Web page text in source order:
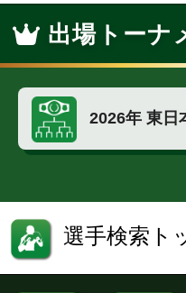
出場トーナ
2026年 東日
選手検索ト